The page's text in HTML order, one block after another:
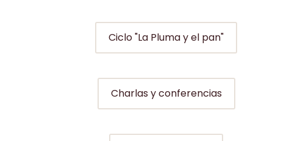
Ciclo "La Pluma y el pan"
Charlas y conferencias